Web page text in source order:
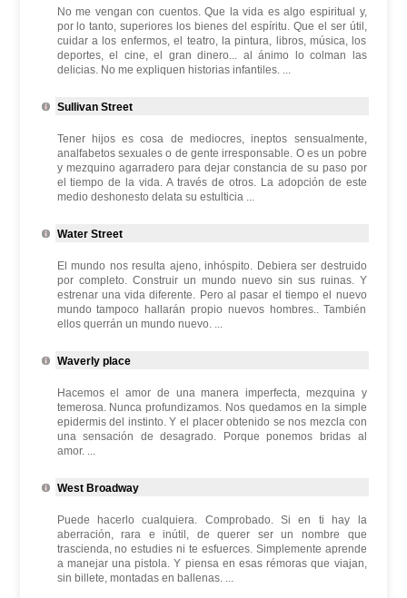
No me vengan con cuentos. Que la vida es algo espiritual y,
por lo tanto, superiores los bienes del espíritu. Que el ser útil,
cuidar a los enfermos, el teatro, la pintura, libros, música, los
deportes, el cine, el gran dinero... al ánimo lo colman las
delicias. No me expliquen historias infantiles. ...
Sullivan Street
Tener hijos es cosa de mediocres, ineptos sensualmente,
analfabetos sexuales o de gente irresponsable. O es un pobre
y mezquino agarradero para dejar constancia de su paso por
el tiempo de la vida. A través de otros. La adopción de este
medio deshonesto delata su estulticia ...
Water Street
El mundo nos resulta ajeno, inhóspito. Debiera ser destruido
por completo. Construir un mundo nuevo sin sus ruinas. Y
estrenar una vida diferente. Pero al pasar el tiempo el nuevo
mundo tampoco hallarán propio nuevos hombres.. También
ellos querrán un mundo nuevo. ...
Waverly place
Hacemos el amor de una manera imperfecta, mezquina y
temerosa. Nunca profundizamos. Nos quedamos en la simple
epidermis del instinto. Y el placer obtenido se nos mezcla con
una sensación de desagrado. Porque ponemos bridas al
amor. ...
West Broadway
Puede hacerlo cualquiera. Comprobado. Si en ti hay la
aberración, rara e inútil, de querer ser un nombre que
trascienda, no estudies ni te esfuerces. Simplemente aprende
a manejar una pistola. Y piensa en esas rémoras que viajan,
sin billete, montadas en ballenas. ...